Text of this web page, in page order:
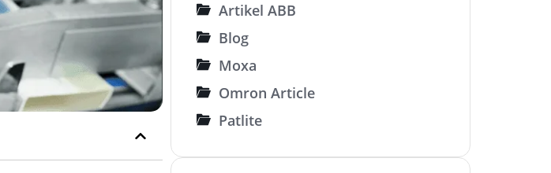
Artikel ABB
Blog
Moxa
Omron Article
Patlite